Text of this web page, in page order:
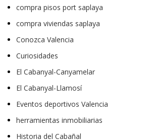
compra pisos port saplaya
compra viviendas saplaya
Conozca Valencia
Curiosidades
El Cabanyal-Canyamelar
El Cabanyal-Llamosí
Eventos deportivos Valencia
herramientas inmobiliarias
Historia del Cabañal